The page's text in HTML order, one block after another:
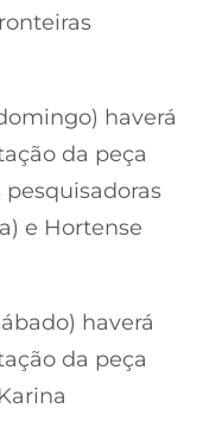
haverá
da peça
e Hortense
haverá
da peça